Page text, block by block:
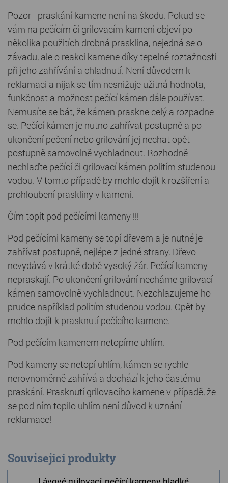
Pozor - praskání kamene není na škodu. Pokud se
vám na pečícím či grilovacím kameni objeví po
několika použitích drobná prasklina, nejedná se o
závadu, ale o reakci kamene díky tepelné roztažnosti
při jeho zahřívání a chladnutí. Není důvodem k
reklamaci a nijak se tím nesnižuje užitná hodnota,
funkčnost a možnost pečící kámen dále používat.
Nemusíte se bát, že kámen praskne celý a rozpadne
se. Pečící kámen je nutno zahřívat postupně a po
ukončení pečení nebo grilování jej nechat opět
postupně samovolně vychladnout. Rozhodně
nechlaďte pečící či grilovací kámen politím studenou
vodou. V tomto případě by mohlo dojít k rozšíření a
prohloubení praskliny v kameni.
Čím topit pod pečícími kameny !!!
Pod pečícími kameny se topí dřevem a je nutné je
zahřívat postupně, nejlépe z jedné strany. Dřevo
nevydává v krátké době vysoký žár. Pečící kameny
nepraskají. Po ukončení grilování necháme grilovací
kámen samovolně vychladnout. Nezchlazujeme ho
prudce například politím studenou vodou. Opět by
mohlo dojít k prasknutí pečícího kamene.
Pod pečícím kamenem netopíme uhlím.
Pod kameny se netopí uhlím, kámen se rychle
nerovnoměrně zahřívá a dochází k jeho častému
praskání. Prasknutí grilovacího kamene v případě, že
se pod ním topilo uhlím není důvod k uznání
reklamace!
Související produkty